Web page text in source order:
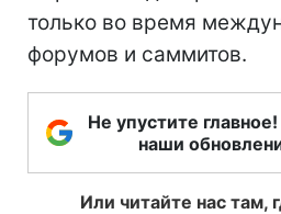
только во время
форумов и саммитов.
Не упустите
наши
Или читайте нас там,